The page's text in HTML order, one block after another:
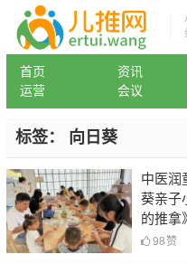
首页 资讯
运营
会议
标签： 向日葵
中医润
葵亲子
的推拿
98 赞